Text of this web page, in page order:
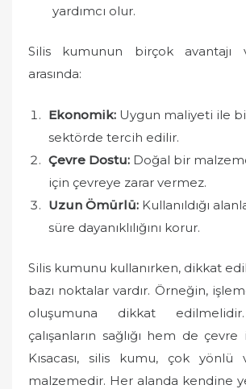
yardımcı olur.
Silis kumunun birçok avantajı
arasında:
Ekonomik: Uygun maliyeti ile
sektörde tercih edilir.
Çevre Dostu: Doğal bir
için çevreye zarar vermez.
Uzun Ömürlü: Kullanıldığı
süre dayanıklılığını korur.
Silis kumunu kullanırken, dikkat
bazı noktalar vardır. Örneğin,
oluşumuna dikkat
çalışanların sağlığı hem de
Kısacası, silis kumu, çok yönlü
malzemedir. Her alanda kendine